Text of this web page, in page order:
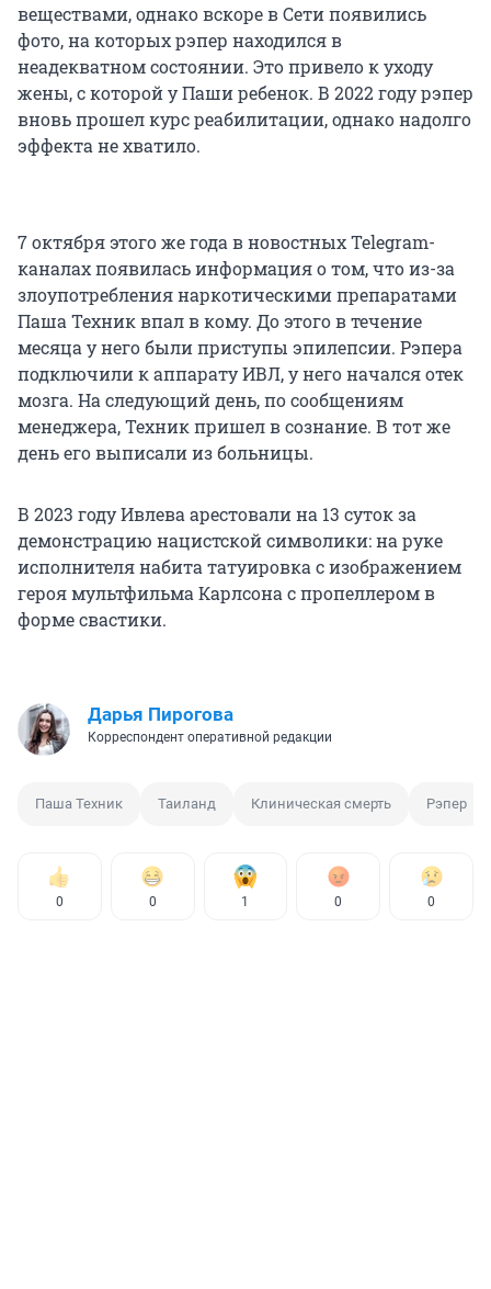
веществами, однако вскоре в Сети появились
фото, на которых рэпер находился в
неадекватном состоянии. Это привело к уходу
жены, с которой у Паши ребенок. В 2022 году рэпер
вновь прошел курс реабилитации, однако надолго
эффекта не хватило.
7 октября этого же года в новостных Telegram-
каналах появилась информация о том, что из-за
злоупотребления наркотическими препаратами
Паша Техник впал в кому. До этого в течение
месяца у него были приступы эпилепсии. Рэпера
подключили к аппарату ИВЛ, у него начался отек
мозга. На следующий день, по сообщениям
менеджера, Техник пришел в сознание. В тот же
день его выписали из больницы.
В 2023 году Ивлева арестовали на 13 суток за
демонстрацию нацистской символики: на руке
исполнителя набита татуировка с изображением
героя мультфильма Карлсона с пропеллером в
форме свастики.
Дарья Пирогова
Корреспондент оперативной редакции
Паша Техник Таиланд Клиническая смерть Рэпер
0 0 1 0 0